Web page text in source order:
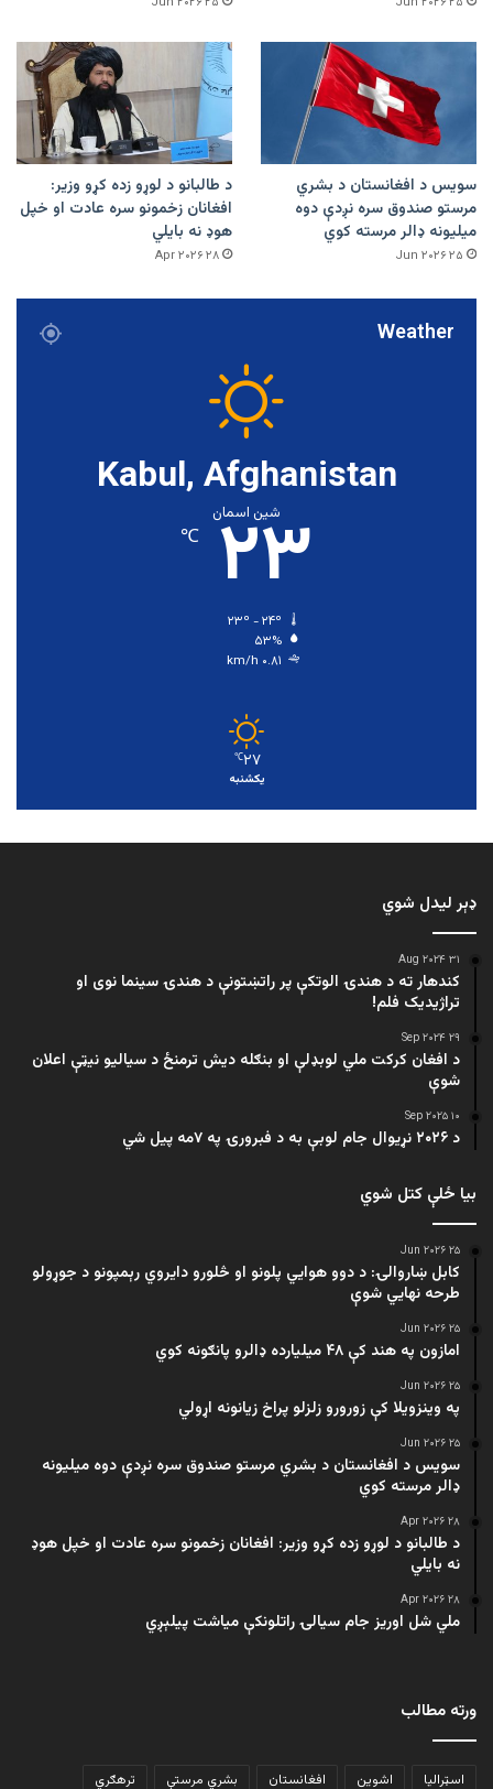
سویس د افغانستان د بشري
مرستو صندوق سره نږدې دوه
میلیونه ډالر مرسته کوي
۲۵ Jun ۲۰۲۶
د طالبانو د لوړو زده کړو وزیر:
افغانان زخمونو سره عادت او خپل
هوډ نه بایلي
۲۸ Apr ۲۰۲۶
Weather
Kabul, Afghanistan
شین اسمان
۲۳ ℃
۵۳%
۰.۸۱ km/h
۲۷℃
یکشنبه
ډېر لیدل شوي
۳۱ Aug ۲۰۲۴
کندهار ته د هندۍ الوتکې پر راتښتونې د هندۍ سینما نوی او
تراژيديک فلم!
۲۹ Sep ۲۰۲۴
د افغان کرکت ملي لوبډلې او بنګله دیش ترمنځ د سیالیو نیټې اعلان
شوې
۱۰ Sep ۲۰۲۵
د ۲۰۲۶ نړیوال جام لوبې به د فبرورۍ په ۷مه پیل شي
بیا ځلې کتل شوي
۲۵ Jun ۲۰۲۶
کابل ښاروالۍ: د دوو هوايي پلونو او څلورو دایروي رېمپونو د جوړولو
طرحه نهایي شوې
۲۵ Jun ۲۰۲۶
امازون په هند کې ۴۸ میلیارده ډالرو پانګونه کوي
۲۵ Jun ۲۰۲۶
په وینزویلا کې زورورو زلزلو پراخ زیانونه اړولي
۲۵ Jun ۲۰۲۶
سویس د افغانستان د بشري مرستو صندوق سره نږدې دوه میلیونه
ډالر مرسته کوي
۲۸ Apr ۲۰۲۶
د طالبانو د لوړو زده کړو وزیر: افغانان زخمونو سره عادت او خپل هوډ
نه بایلي
۲۸ Apr ۲۰۲۶
ملي شل اوریز جام سیالۍ راتلونکې میاشت پیلېږي
ورته مطالب
اسټرالیا اشوین افغانستان بشري مرستې ترهګري